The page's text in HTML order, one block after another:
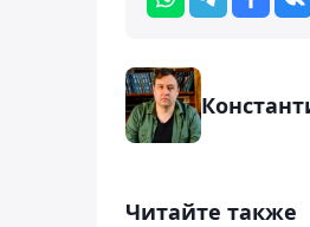
Читайте также